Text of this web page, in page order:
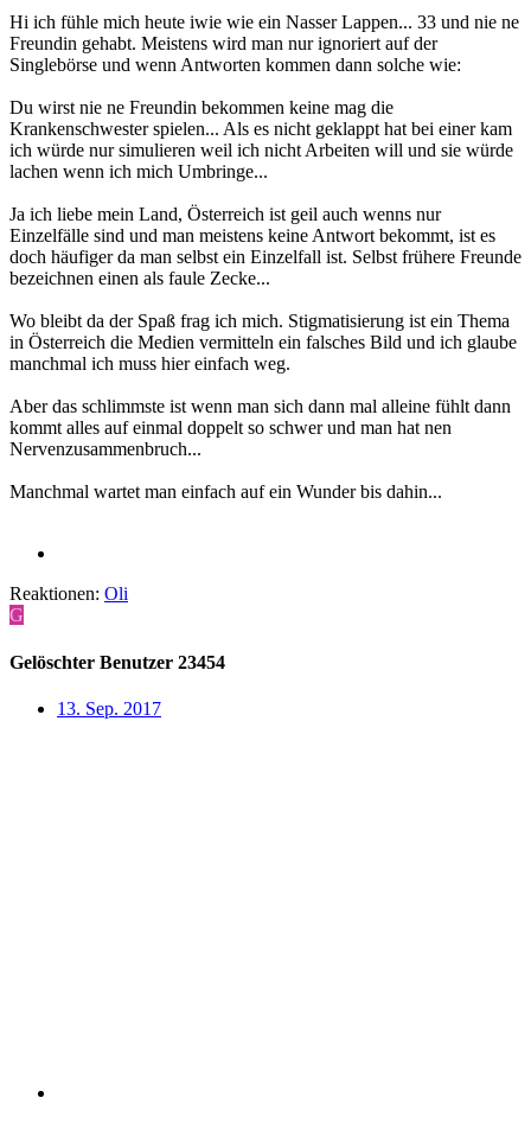
Hi ich fühle mich heute iwie wie ein Nasser Lappen... 33 und nie ne
Freundin gehabt. Meistens wird man nur ignoriert auf der
Singlebörse und wenn Antworten kommen dann solche wie:
Du wirst nie ne Freundin bekommen keine mag die
Krankenschwester spielen... Als es nicht geklappt hat bei einer kam
ich würde nur simulieren weil ich nicht Arbeiten will und sie würde
lachen wenn ich mich Umbringe...
Ja ich liebe mein Land, Österreich ist geil auch wenns nur
Einzelfälle sind und man meistens keine Antwort bekommt, ist es
doch häufiger da man selbst ein Einzelfall ist. Selbst frühere Freunde
bezeichnen einen als faule Zecke...
Wo bleibt da der Spaß frag ich mich. Stigmatisierung ist ein Thema
in Österreich die Medien vermitteln ein falsches Bild und ich glaube
manchmal ich muss hier einfach weg.
Aber das schlimmste ist wenn man sich dann mal alleine fühlt dann
kommt alles auf einmal doppelt so schwer und man hat nen
Nervenzusammenbruch...
Manchmal wartet man einfach auf ein Wunder bis dahin...
Reaktionen: Oli
G
Gelöschter Benutzer 23454
13. Sep. 2017